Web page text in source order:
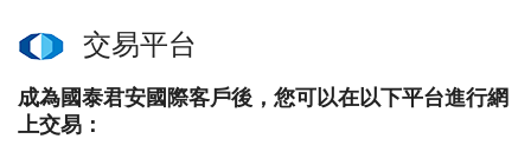
交易平台
成為國泰君安國際客戶後，您可以在以下平台進行網
上交易：